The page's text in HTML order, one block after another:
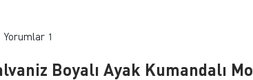
Yorumlar 1
Boyalı Ayak Kumandalı